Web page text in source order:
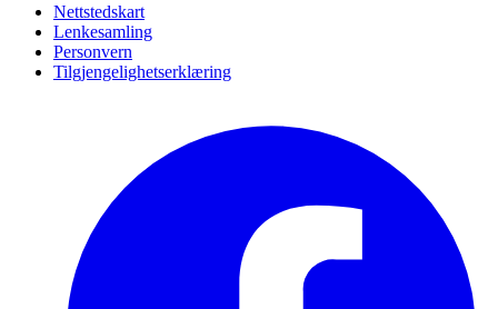
Nettstedskart
Lenkesamling
Personvern
Tilgjengelighetserklæring